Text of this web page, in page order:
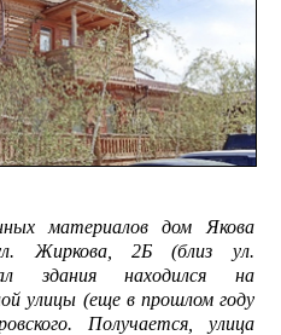
материалов дом Якова
Жиркова, 2Б (близ ул.
здания находился на
улицы (еще в прошлом году
Получается, улица